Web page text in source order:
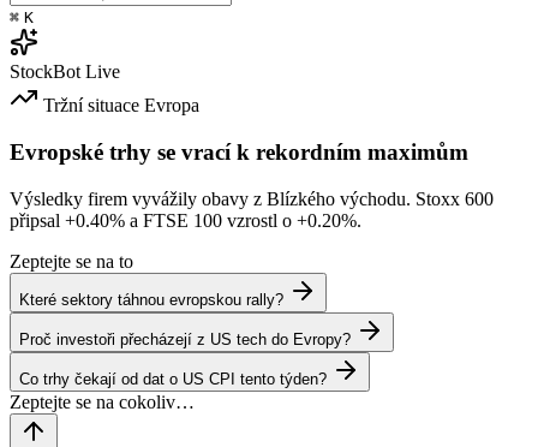
⌘ K
StockBot Live
Tržní situace Evropa
Evropské trhy se vrací k rekordním maximům
Výsledky firem vyvážily obavy z Blízkého východu. Stoxx 600
připsal +0.40% a FTSE 100 vzrostl o +0.20%.
Zeptejte se na to
Které sektory táhnou evropskou rally?
Proč investoři přecházejí z US tech do Evropy?
Co trhy čekají od dat o US CPI tento týden?